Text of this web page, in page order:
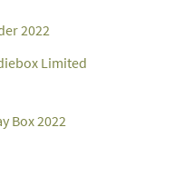
2022
Limited
Box 2022